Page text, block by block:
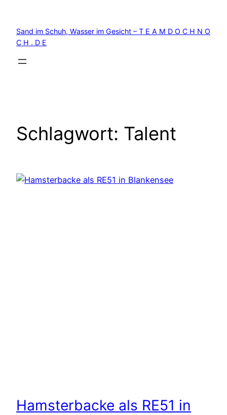
springen
Sand im Schuh, Wasser im Gesicht – T E A M D O C H N O
C H . D E
Schlagwort: Talent
Hamsterbacke als RE51 in